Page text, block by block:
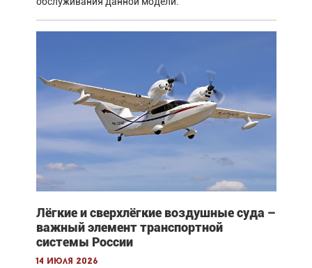
Лёгкие и сверхлёгкие воздушные суда –
важный элемент транспортной
системы России
14 июля 2026